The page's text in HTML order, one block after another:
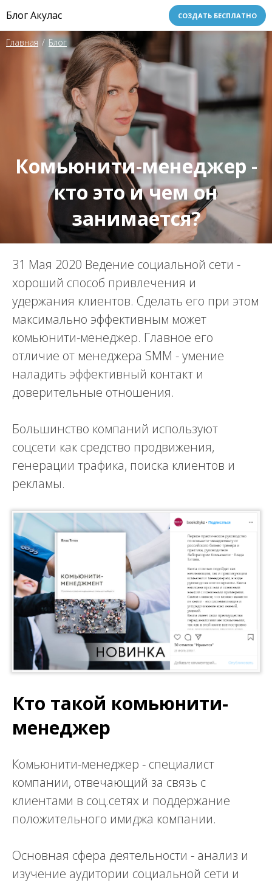
Блог Акулас СОЗДАТЬ БЕСПЛАТНО
Главная / Блог
Комьюнити-менеджер -
кто это и чем он
занимается?
31 Мая 2020 Ведение социальной сети -
хороший способ привлечения и
удержания клиентов. Сделать его при этом
максимально эффективным может
комьюнити-менеджер. Главное его
отличие от менеджера SMM - умение
наладить эффективный контакт и
доверительные отношения.
Большинство компаний используют
соцсети как средство продвижения,
генерации трафика, поиска клиентов и
рекламы.
Кто такой комьюнити-
менеджер
Комьюнити-менеджер - специалист
компании, отвечающий за связь с
клиентами в соц.сетях и поддержание
положительного имиджа компании.
Основная сфера деятельности - анализ и
изучение аудитории социальной сети и